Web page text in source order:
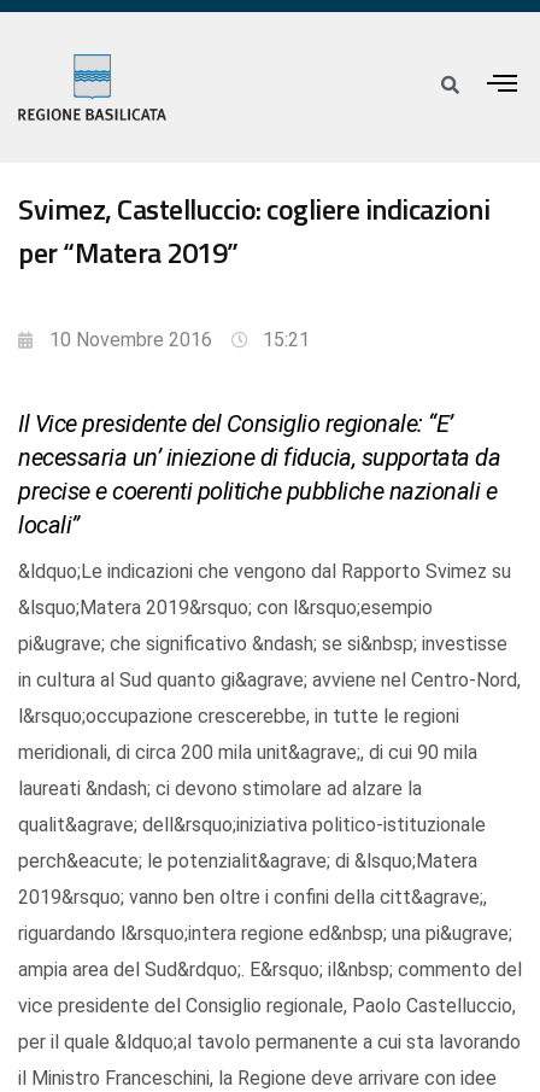
Svimez, Castelluccio: cogliere indicazioni
per “Matera 2019”
10 Novembre 2016 15:21
Il Vice presidente del Consiglio regionale: “E’
necessaria un’ iniezione di fiducia, supportata da
precise e coerenti politiche pubbliche nazionali e
locali”
&ldquo;Le indicazioni che vengono dal Rapporto Svimez su
&lsquo;Matera 2019&rsquo; con l&rsquo;esempio
pi&ugrave; che significativo &ndash; se si&nbsp; investisse
in cultura al Sud quanto gi&agrave; avviene nel Centro-Nord,
l&rsquo;occupazione crescerebbe, in tutte le regioni
meridionali, di circa 200 mila unit&agrave;, di cui 90 mila
laureati &ndash; ci devono stimolare ad alzare la
qualit&agrave; dell&rsquo;iniziativa politico-istituzionale
perch&eacute; le potenzialit&agrave; di &lsquo;Matera
2019&rsquo; vanno ben oltre i confini della citt&agrave;,
riguardando l&rsquo;intera regione ed&nbsp; una pi&ugrave;
ampia area del Sud&rdquo;. E&rsquo; il&nbsp; commento del
vice presidente del Consiglio regionale, Paolo Castelluccio,
per il quale &ldquo;al tavolo permanente a cui sta lavorando
il Ministro Franceschini, la Regione deve arrivare con idee